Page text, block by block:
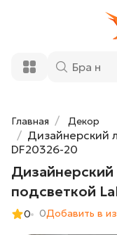
Главная Декор
Дизайнерский
DF20326-20
подсветкой
0 0Добавить в
подсветкой